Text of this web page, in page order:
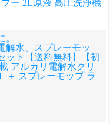
ー 2L原液 高圧洗浄機
解水、スプレーモッ
ット
【送料無料】【初
アルカリ電解水クリ
＋ スプレーモップ ラ